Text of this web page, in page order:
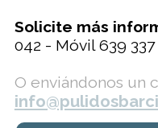
Solicite más
042 - Móvil 639 337
O enviándonos un